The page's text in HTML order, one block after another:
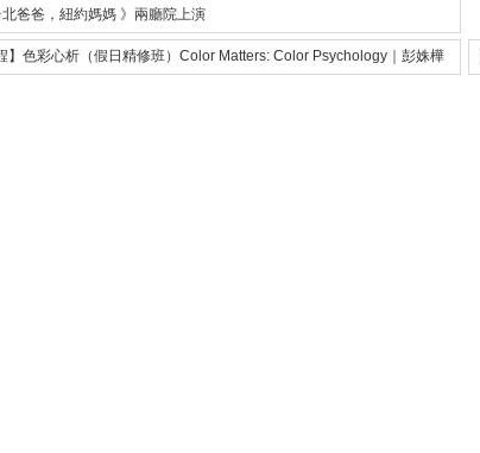
爸爸，紐約媽媽 》兩廳院上演
】色彩心析（假日精修班）Color Matters: Color Psychology｜彭姝樺